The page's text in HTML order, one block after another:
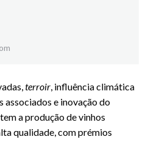
terroir, influência climática
e inovação do
a produção de vinhos
qualidade, com prémios